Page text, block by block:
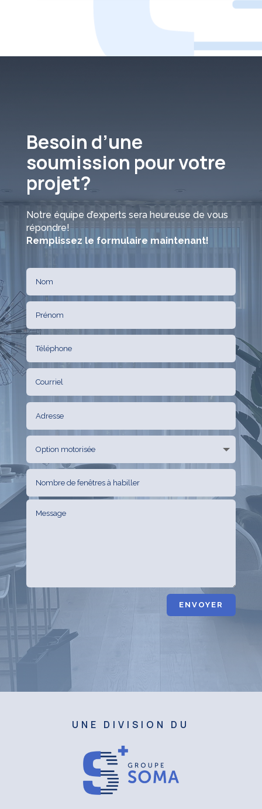
Besoin d’une
soumission pour votre
projet?
Notre équipe d’experts sera heureuse de vous
répondre!
Remplissez le formulaire maintenant!
ENVOYER
UNE DIVISION DU